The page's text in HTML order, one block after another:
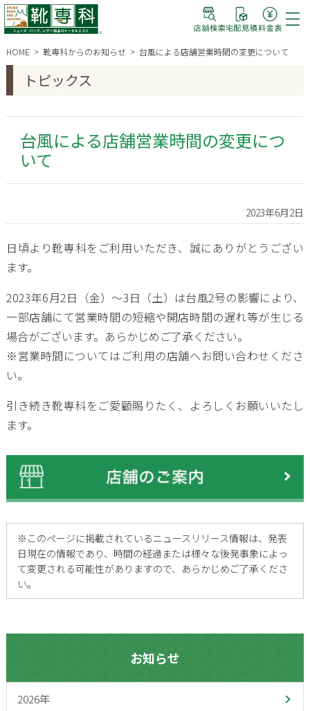
HOME 靴専科からのお知らせ 台風による店舗営業時間の変更について
トピックス
台風による店舗営業時間の変更につ
いて
2023年6月2日
日頃より靴専科をご利用いただき、誠にありがとうござい
ます。
2023年6月2日（金）〜3日（土）は台風2号の影響により、
一部店舗にて営業時間の短縮や開店時間の遅れ等が生じる
場合がございます。あらかじめご了承ください。
※営業時間についてはご利用の店舗へお問い合わせくださ
い。
引き続き靴専科をご愛顧賜りたく、よろしくお願いいたし
ます。
※ このページに掲載されているニュースリリース情報は、発表
日現在の情報であり、時間の経過または様々な後発事象によっ
て変更される可能性がありますので、あらかじめご了承くださ
い。
お知らせ
2026年